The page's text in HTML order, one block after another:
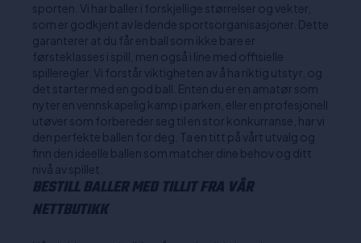
sporten. Vi har baller i forskjellige størrelser og vekter,
som er godkjent av ledende sportsorganisasjoner. Dette
garanterer at du får en ball som ikke bare er
førsteklasses i spill, men også i line med offisielle
spilleregler. Vi forstår viktigheten av å ha riktig utstyr, og
det starter med en god ball. Enten du er en amatør som
nyter en vennskapelig kamp i parken, eller en profesjonell
utøver som forbereder seg til en stor konkurranse, har vi
den perfekte ballen for deg. Ta en titt på vårt utvalg og
finn den ideelle ballen som matcher dine behov og ditt
nivå av spillet.
BESTILL BALLER MED TILLIT FRA VÅR
NETTBUTIKK